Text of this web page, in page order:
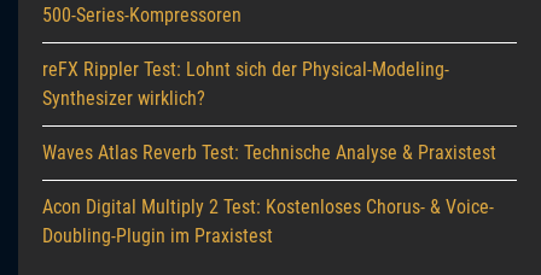
500-Series-Kompressoren
reFX Rippler Test: Lohnt sich der Physical-Modeling-
Synthesizer wirklich?
Waves Atlas Reverb Test: Technische Analyse & Praxistest
Acon Digital Multiply 2 Test: Kostenloses Chorus- & Voice-
Doubling-Plugin im Praxistest